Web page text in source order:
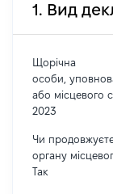
1. Вид
Щорічна
особи,
або місцевого
2023
Чи
органу
Так